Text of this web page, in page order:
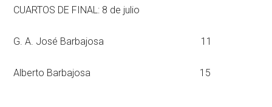
CUARTOS DE FINAL: 8 de julio
G. A. José Barbajosa 11
Alberto Barbajosa 15